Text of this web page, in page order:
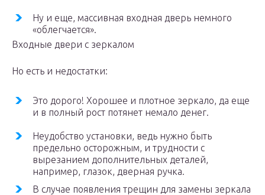
Ну и еще, массивная входная дверь немного
«облегчается».
Входные двери с зеркалом
Но есть и недостатки:
Это дорого! Хорошее и плотное зеркало, да еще
и в полный рост потянет немало денег.
Неудобство установки, ведь нужно быть
предельно осторожным, и трудности с
вырезанием дополнительных деталей,
например, глазок, дверная ручка.
В случае появления трещин для замены зеркала